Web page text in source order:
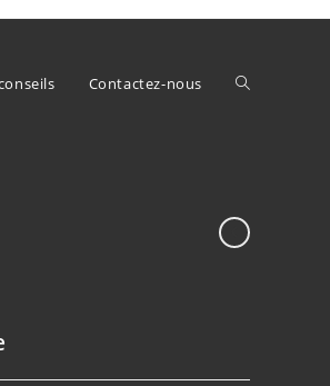
Contactez-nous Toggle
website